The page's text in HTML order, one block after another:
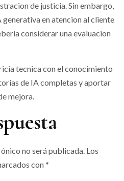
de justicia. Sin embargo,
generativa en atencion al cliente
considerar una evaluacion
tecnica con el conocimiento
de IA completas y aportar
mejora.
no será publicada. Los
con*